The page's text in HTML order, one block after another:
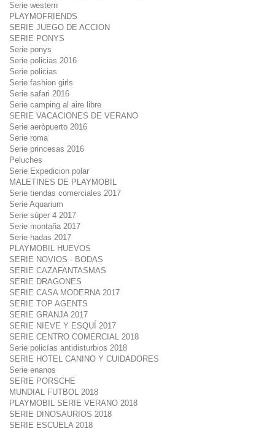
Serie western
PLAYMOFRIENDS
SERIE JUEGO DE ACCION
SERIE PONYS
Serie ponys
Serie policias 2016
Serie policias
Serie fashion girls
Serie safari 2016
Serie camping al aire libre
SERIE VACACIONES DE VERANO
Serie aeròpuerto 2016
Serie roma
Serie princesas 2016
Peluches
Serie Expedicion polar
MALETINES DE PLAYMOBIL
Serie tiendas comerciales 2017
Serie Aquarium
Serie súper 4 2017
Serie montaña 2017
Serie hadas 2017
PLAYMOBIL HUEVOS
SERIE NOVIOS - BODAS
SERIE CAZAFANTASMAS
SERIE DRAGONES
SERIE CASA MODERNA 2017
SERIE TOP AGENTS
SERIE GRANJA 2017
SERIE NIEVE Y ESQUÍ 2017
SERIE CENTRO COMERCIAL 2018
Serie policías antidisturbios 2018
SERIE HOTEL CANINO Y CUIDADORES
Serie enanos
SERIE PORSCHE
MUNDIAL FUTBOL 2018
PLAYMOBIL SERIE VERANO 2018
SERIE DINOSAURIOS 2018
SERIE ESCUELA 2018